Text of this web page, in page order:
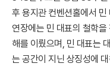
후 용지관 컨벤션홀에서
연장에는 민 대표의 철학
해를 이뤘으며, 민 대표는
는 공간이 지닌 상징성에